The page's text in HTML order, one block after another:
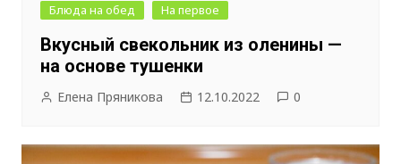
Блюда на обед На первое
Вкусный свекольник из оленины —
на основе тушенки
Елена Пряникова 12.10.2022 0